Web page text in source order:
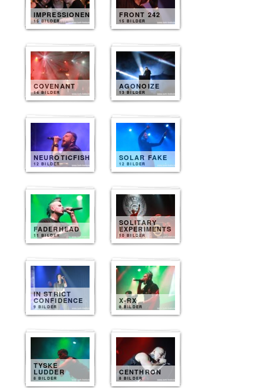
IMPRESSIONEN
15 BILDER
FRONT 242
15 BILDER
COVENANT
14 BILDER
AGONOIZE
13 BILDER
NEUROTICFISH
12 BILDER
SOLAR FAKE
12 BILDER
FADERHEAD
11 BILDER
SOLITARY
EXPERIMENTS
10 BILDER
IN STRICT
CONFIDENCE
9 BILDER
X-RX
8 BILDER
TYSKE
LUDDER
8 BILDER
CENTHRON
8 BILDER